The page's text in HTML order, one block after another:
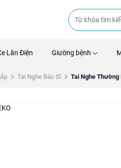
Lăn Điện Giường bệnh
Tai Nghe Bác Sĩ Tai Nghe Thường